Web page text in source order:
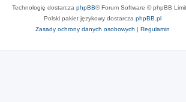
Technologię dostarcza phpBB® Forum Software © phpBB
Polski pakiet językowy dostarcza phpBB.pl
Zasady ochrony danych osobowych | Regulamin